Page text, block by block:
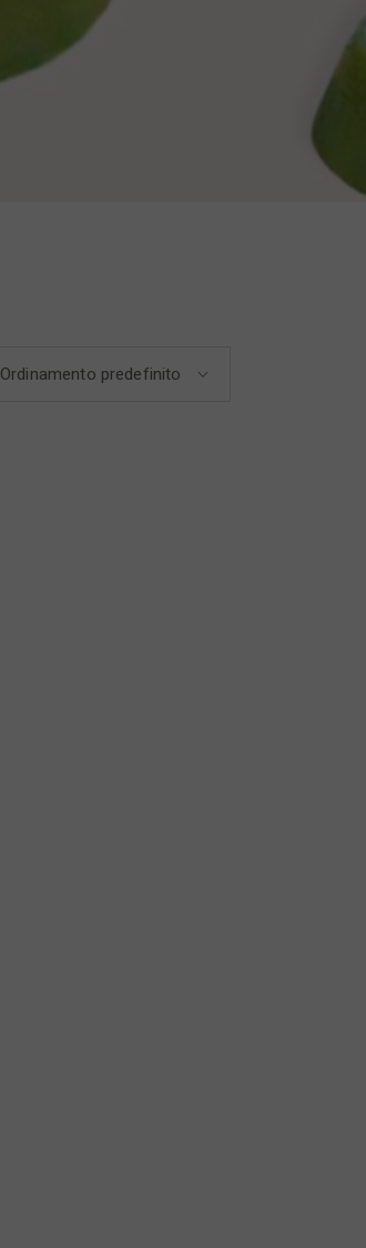
Ordinamento predefinito